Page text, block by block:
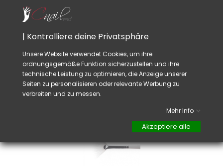
Rat:
Wenn Sie die Technik
aussuchen,einmal die Paillettenauf der
Aufbau Form fixiert, feilenSie diePailletten
darüber hinaus schauen.Dies sorgt für eine
glatte undmakellose beendung.
VIELLEICHT GEFÄLLT IHNEN AUCH
| Kontrolliere deine Privatsphäre
Unsere Website verwendet Cookies, um ihre
ordnungsgemäße Funktion sicherzustellen und ihre
technische Leistung zu optimieren, die Anzeige unserer
Seiten zu personalisieren oder relevante Werbung zu
verbreiten und zu messen.
Mehr Info
Akzeptiere alle